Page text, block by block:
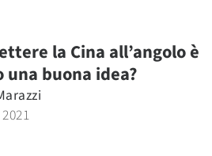
la Cina all’angolo è
una buona idea?